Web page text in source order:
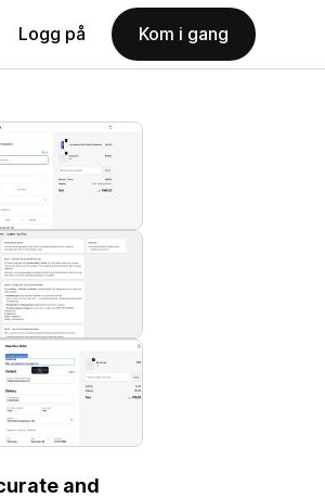
Logg på Kom i gang
and